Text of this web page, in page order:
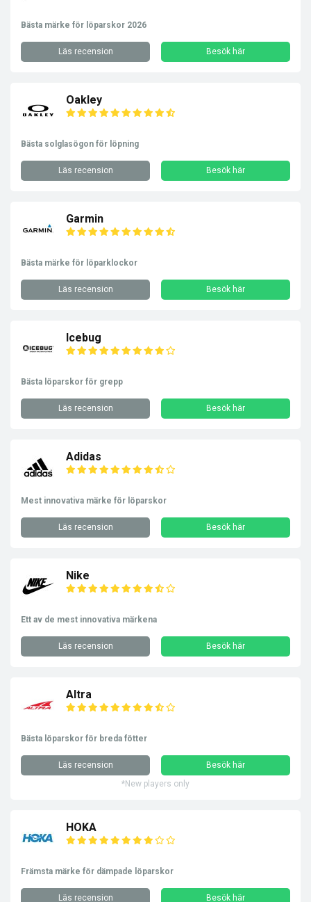
Bästa märke för löparskor 2026
Läs recension Besök här
Oakley
Bästa solglasögon för löpning
Läs recension Besök här
Garmin
Bästa märke för löparklockor
Läs recension Besök här
Icebug
Bästa löparskor för grepp
Läs recension Besök här
Adidas
Mest innovativa märke för löparskor
Läs recension Besök här
Nike
Ett av de mest innovativa märkena
Läs recension Besök här
Altra
Bästa löparskor för breda fötter
Läs recension
Besök här
*New players only
HOKA
Främsta märke för dämpade löparskor
Läs recension Besök här